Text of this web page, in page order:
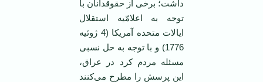
داشت؛ برخی از حقوقدانان با
توجه به اعلامّیه استقلال
ایالات متحده آمریکا (4 ژوئیه
1776) و با توجه به حل نسبی
مسئله مردم کرد در عراق،
این پرسش را مطرح می‌کنند